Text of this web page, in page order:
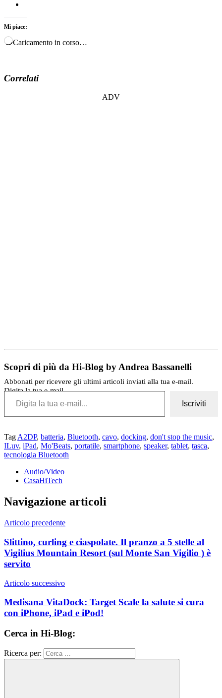
Mi piace:
Caricamento in corso…
Correlati
ADV
Scopri di più da Hi-Blog by Andrea Bassanelli
Abbonati per ricevere gli ultimi articoli inviati alla tua e-mail.
Digita la tua e-mail...
Iscriviti
Tag A2DP, batteria, Bluetooth, cavo, docking, don't stop the music,
ILuv, iPad, Mo'Beats, portatile, smartphone, speaker, tablet, tasca,
tecnologia Bluetooth
Audio/Video
CasaHiTech
Navigazione articoli
Articolo precedente
Slittino, curling e ciaspolate. Il pranzo a 5 stelle al
Vigilius Mountain Resort (sul Monte San Vigilio ) è
servito
Articolo successivo
Medisana VitaDock: Target Scale la salute si cura
con iPhone, iPad e iPod!
Cerca in Hi-Blog:
Ricerca per: